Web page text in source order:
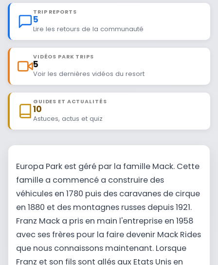
TRIP REPORTS
5
Lire les retours de la communauté
VIDÉOS PARK TRIPS
5
Voir les dernières vidéos du resort
GUIDES ET ACTUALITÉS
10
Astuces, actus et quiz
Europa Park est géré par la famille Mack. Cette
famille a commencé a construire des
véhicules en 1780 puis des caravanes de cirque
en 1880 et des montagnes russes depuis 1921.
Franz Mack a pris en main l'entreprise en 1958
avec ses frères pour la faire devenir Mack Rides
que nous connaissons maintenant. Lorsque
Franz et son fils sont allés aux Etats Unis en